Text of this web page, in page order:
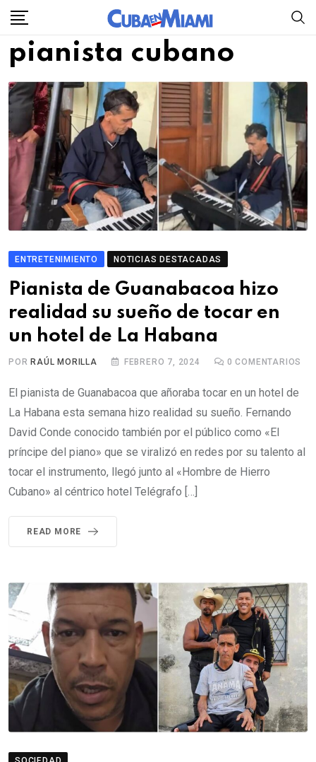
Skip
content
pianista cubano
ENTRETENIMIENTO NOTICIAS DESTACADAS
Pianista de Guanabacoa hizo
realidad su sueño de tocar en
un hotel de La Habana
POR RAÚL MORILLA FEBRERO 7, 2024 0 COMENTARIOS
El pianista de Guanabacoa que añoraba tocar en un hotel de
La Habana esta semana hizo realidad su sueño. Fernando
David Conde conocido también por el público como «El
príncipe del piano» que se viralizó en redes por su talento al
tocar el instrumento, llegó junto al «Hombre de Hierro
Cubano» al céntrico hotel Telégrafo […]
READ MORE